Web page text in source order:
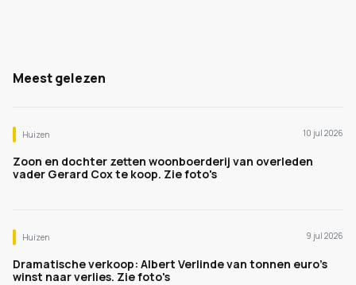
Meest gelezen
Huizen 10 jul 2026
Zoon en dochter zetten woonboerderij van overleden
vader Gerard Cox te koop. Zie foto's
Huizen 9 jul 2026
Dramatische verkoop: Albert Verlinde van tonnen euro's
winst naar verlies. Zie foto's